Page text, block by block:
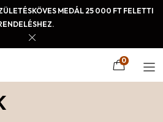
MEDÁL 25 000 FT FELETTI
0